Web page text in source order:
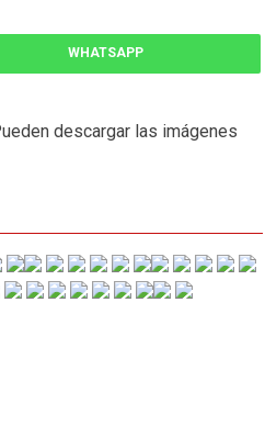
WHATSAPP
descargar las imágenes